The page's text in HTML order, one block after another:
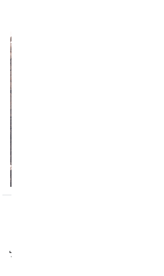
הנתונים האלה כוללים סצנות שעברו עיבוד של